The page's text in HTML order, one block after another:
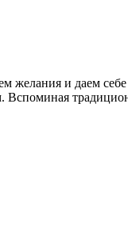
желания и даем
Вспоминая